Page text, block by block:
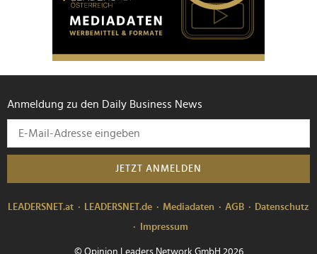
Anmeldung zu den Daily Business News
JETZT ANMELDEN
LEADERSNET.at LEADERSNET.de Mediadaten AGB
Datenschutz
Impressum